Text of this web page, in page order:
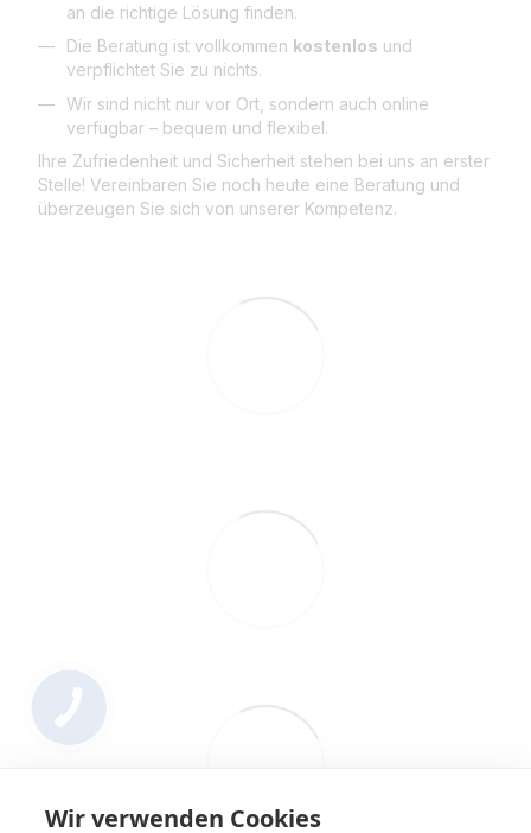
an die richtige Lösung finden.
Die Beratung ist vollkommen kostenlos und
verpflichtet Sie zu nichts.
Wir sind nicht nur vor Ort, sondern auch online
verfügbar – bequem und flexibel.
Ihre Zufriedenheit und Sicherheit stehen bei uns an erster
Stelle! Vereinbaren Sie noch heute eine Beratung und
überzeugen Sie sich von unserer Kompetenz.
Wir verwenden Cookies